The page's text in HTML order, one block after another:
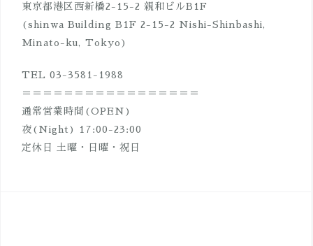
ン
東京都港区西新橋2-15-2 親和ビルB1F
(shinwa Building B1F 2-15-2 Nishi-Shinbashi,
Minato-ku, Tokyo)
TEL 03-3581-1988
＝＝＝＝＝＝＝＝＝＝＝＝＝＝＝＝＝
通常営業時間(OPEN)
夜(Night) 17:00-23:00
定休日 土曜・日曜・祝日